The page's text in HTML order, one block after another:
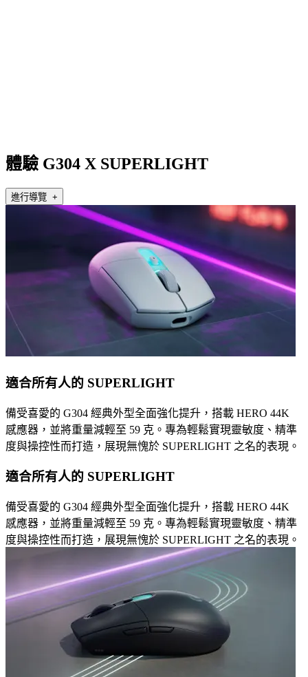
體驗 G304 X SUPERLIGHT
進行導覽 +
適合所有人的 SUPERLIGHT
備受喜愛的 G304 經典外型全面強化提升，搭載 HERO 44K
感應器，並將重量減輕至 59 克。專為輕鬆實現靈敏度、精準
度與操控性而打造，展現無愧於 SUPERLIGHT 之名的表現。
適合所有人的 SUPERLIGHT
備受喜愛的 G304 經典外型全面強化提升，搭載 HERO 44K
感應器，並將重量減輕至 59 克。專為輕鬆實現靈敏度、精準
度與操控性而打造，展現無愧於 SUPERLIGHT 之名的表現。